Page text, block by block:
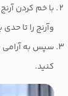
با خم کردن
وآرنج را تا
سپس به آرامی
کنید.